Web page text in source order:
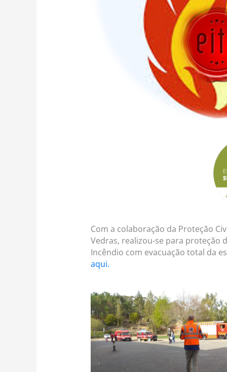
Com a colaboração da Proteção
Vedras, realizou-se para proteção
Incêndio com evacuação total da
aqui.